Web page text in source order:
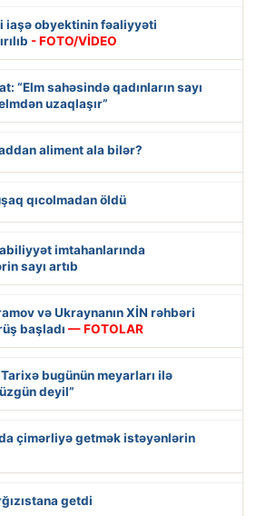
iaşə obyektinin fəaliyyəti
- FOTO/VİDEO
“Elm sahəsində qadınların sayı
uzaqlaşır”
aliment ala bilər?
qıcolmadan öldü
imtahanlarında
sayı artıb
və Ukraynanın XİN rəhbəri
başladı — FOTOLAR
bugünün meyarları ilə
deyil”
çimərliyə getmək istəyənlərin
getdi